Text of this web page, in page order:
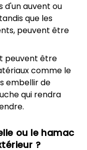
d'un auvent ou
que les
peuvent être
peuvent être
comme le
embellir de
qui rendra
ou le hamac
?